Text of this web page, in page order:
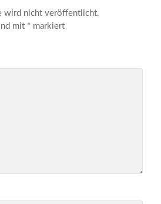
wird nicht veröffentlicht.
mit * markiert